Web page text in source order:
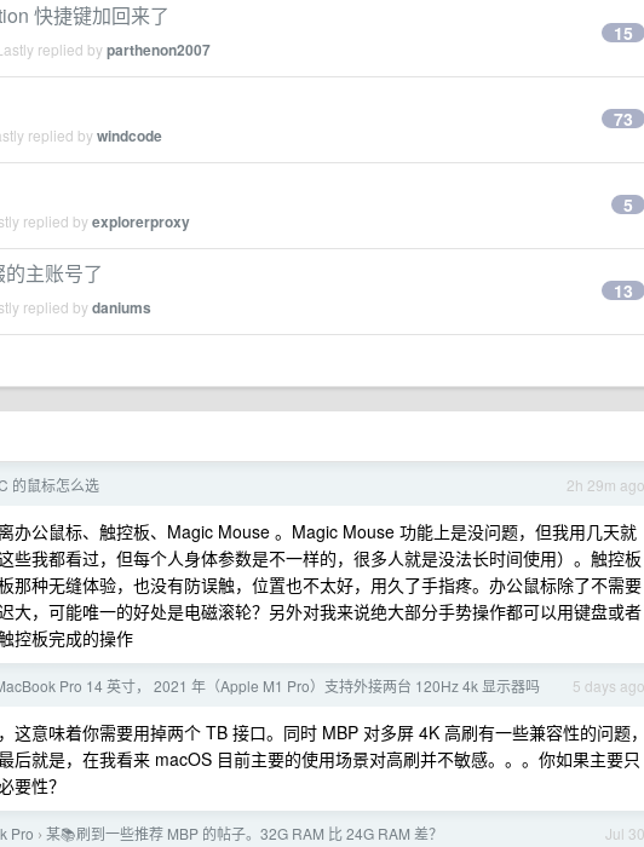
快捷键加回来了
replied byparthenon2007
15
replied bywindcode
73
replied byexplorerproxy
5
主账号了
replied bydaniums
13
2h 29m ago
的鼠标怎么选
办公鼠标、触控板、Magic Mouse 。Magic Mouse 功能上是没问题，但我用几天就
些我都看过，但每个人身体参数是不一样的，很多人就是没法长时间使用）。触控板
那种无缝体验，也没有防误触，位置也不太好，用久了手指疼。办公鼠标除了不需要
大，可能唯一的好处是电磁滚轮？另外对我来说绝大部分手势操作都可以用键盘或者
控板完成的操作
5 days ago
Pro 14 英寸， 2021 年（Apple M1 Pro）支持外接两台 120Hz 4k 显示器吗
这意味着你需要用掉两个 TB 接口。同时 MBP 对多屏 4K 高刷有一些兼容性的问题，
后就是，在我看来 macOS 目前主要的使用场景对高刷并不敏感。。。你如果主要只
要性？
Jul 30
Pro › 某📚刷到一些推荐 MBP 的帖子。32G RAM 比 24G RAM 差？